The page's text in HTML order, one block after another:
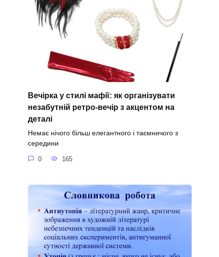
Вечірка у стилі мафії: як організувати
незабутній ретро-вечір з акцентом на
деталі
Немає нічого більш елегантного і таємничого з
середини
0 165